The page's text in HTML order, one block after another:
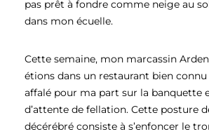
pas prêt à fondre comme neige au
dans mon écuelle.
Cette semaine, mon marcassin
étions dans un restaurant bien
affalé pour ma part sur la banquette
d’attente de fellation. Cette posture
décérébré consiste à s’enfoncer le